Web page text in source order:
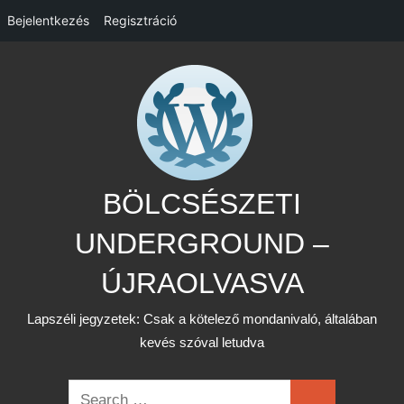
Bejelentkezés Regisztráció
BÖLCSÉSZETI
UNDERGROUND –
ÚJRAOLVASVA
Lapszéli jegyzetek: Csak a kötelező mondanivaló, általában
kevés szóval letudva
Search